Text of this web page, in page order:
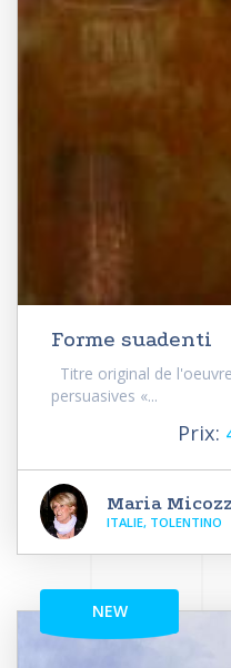
Forme suadenti
Titre original de
persuasives «...
Prix:
Maria
ITALIE, TOLENTINO
NEW